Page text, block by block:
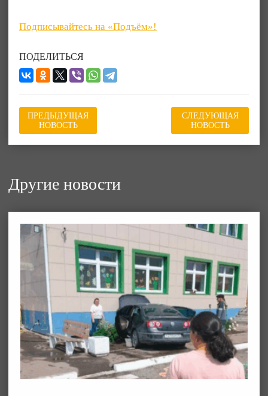
Подписывайтесь на «Подъём»!
ПОДЕЛИТЬСЯ
ПРЕДЫДУЩАЯ
НОВОСТЬ
СЛЕДУЮЩАЯ
НОВОСТЬ
Другие новости